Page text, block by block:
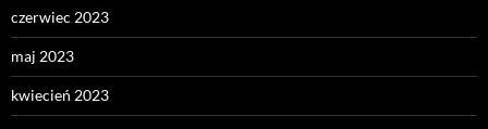
czerwiec 2023
maj 2023
kwiecień 2023